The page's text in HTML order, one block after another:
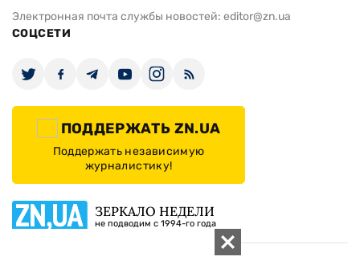
Электронная почта службы новостей: editor@zn.ua
СОЦСЕТИ
ПОДДЕРЖАТЬ ZN.UA
Поддержать независимую
журналистику!
ЗЕРКАЛО НЕДЕЛИ
не подводим с 1994-го года